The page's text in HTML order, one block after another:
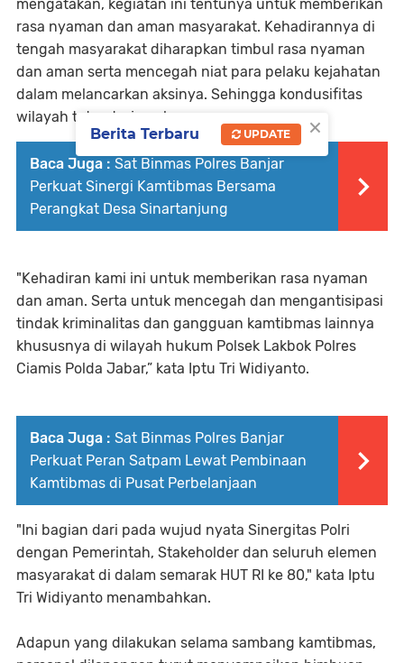
mengatakan, kegiatan ini tentunya untuk memberikan
rasa nyaman dan aman masyarakat. Kehadirannya di
tengah masyarakat diharapkan timbul rasa nyaman
dan aman serta mencegah niat para pelaku kejahatan
dalam melancarkan aksinya. Sehingga kondusifitas
wilayah tetap terjaga keamanannya.
Baca Juga : Sat Binmas Polres Banjar
Perkuat Sinergi Kamtibmas Bersama
Perangkat Desa Sinartanjung
"Kehadiran kami ini untuk memberikan rasa nyaman
dan aman. Serta untuk mencegah dan mengantisipasi
tindak kriminalitas dan gangguan kamtibmas lainnya
khususnya di wilayah hukum Polsek Lakbok Polres
Ciamis Polda Jabar,” kata Iptu Tri Widiyanto.
Baca Juga : Sat Binmas Polres Banjar
Perkuat Peran Satpam Lewat Pembinaan
Kamtibmas di Pusat Perbelanjaan
"Ini bagian dari pada wujud nyata Sinergitas Polri
dengan Pemerintah, Stakeholder dan seluruh elemen
masyarakat di dalam semarak HUT RI ke 80," kata Iptu
Tri Widiyanto menambahkan.
Adapun yang dilakukan selama sambang kamtibmas,
×
Berita Terbaru UPDATE